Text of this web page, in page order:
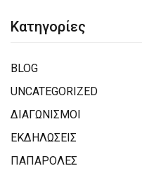
Κατηγορίες
BLOG
UNCATEGORIZED
ΔΙΑΓΩΝΙΣΜΟΙ
ΕΚΔΗΛΩΣΕΙΣ
ΠΑΠΑΡΟΛΕΣ